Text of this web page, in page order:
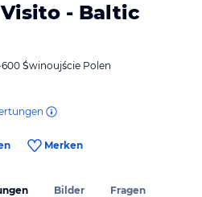
- Baltic
Świnoujście Polen
Merken
Bilder Fragen